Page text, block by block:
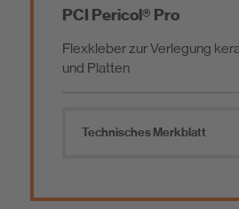
PCI Pericol® Pro
Flexkleber zur Verlegung
und Platten
Technisches Merkblatt